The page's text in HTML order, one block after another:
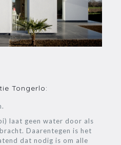
Tongerlo:
laat geen water door als
Daarentegen is het
dat nodig is om alle